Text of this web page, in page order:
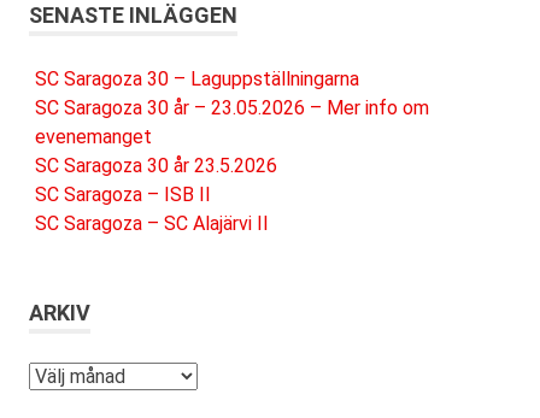
SENASTE INLÄGGEN
SC Saragoza 30 – Laguppställningarna
SC Saragoza 30 år – 23.05.2026 – Mer info om
evenemanget
SC Saragoza 30 år 23.5.2026
SC Saragoza – ISB II
SC Saragoza – SC Alajärvi II
ARKIV
Arkiv